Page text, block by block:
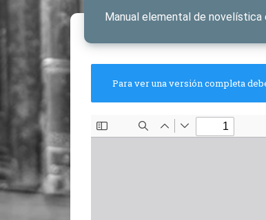
Manual elemental de novelística
Para ver una versión completa